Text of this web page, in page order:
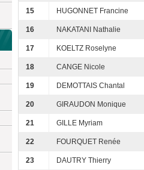
15 HUGONNET Francine
16 NAKATANI Nathalie
17 KOELTZ Roselyne
18 CANGE Nicole
19 DEMOTTAIS Chantal
20 GIRAUDON Monique
21 GILLE Myriam
22 FOURQUET Renée
23 DAUTRY Thierry